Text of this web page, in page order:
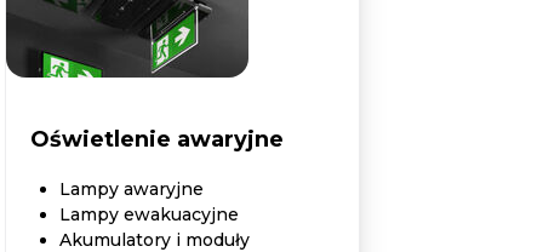
Oświetlenie awaryjne
Lampy awaryjne
Lampy ewakuacyjne
Akumulatory i moduły